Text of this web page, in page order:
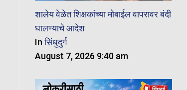
शालेय वेळेत शिक्षकांच्या मोबाईल वापरावर बंदी
घालण्याचे आदेश
Inसिंधुदुर्ग
August 7, 2026 9:40 am